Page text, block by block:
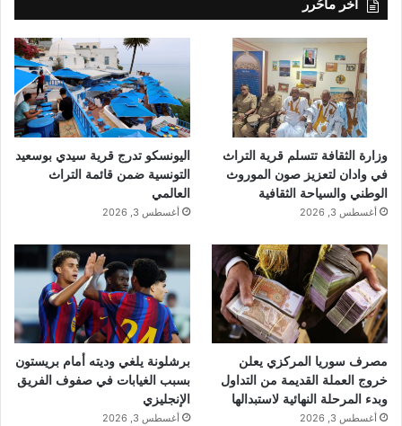
آخر ماحُرر
وزارة الثقافة تتسلم قرية التراث
في وادان لتعزيز صون الموروث
الوطني والسياحة الثقافية
أغسطس 3, 2026
اليونسكو تدرج قرية سيدي بوسعيد
التونسية ضمن قائمة التراث
العالمي
أغسطس 3, 2026
مصرف سوريا المركزي يعلن
خروج العملة القديمة من التداول
وبدء المرحلة النهائية لاستبدالها
أغسطس 3, 2026
برشلونة يلغي وديته أمام بريستون
بسبب الغيابات في صفوف الفريق
الإنجليزي
أغسطس 3, 2026